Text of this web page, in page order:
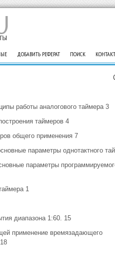
ДОБАВИТЬ РЕФЕРАТ ПОИСК
работы аналогового таймера 3
таймеров 4
общего применения 7
параметры однотактного
параметры
1
диапазона 1:60. 15
применение времязадающего